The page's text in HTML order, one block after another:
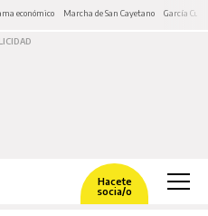
económico Marcha de San Cayetano García
Hacete
socia/o